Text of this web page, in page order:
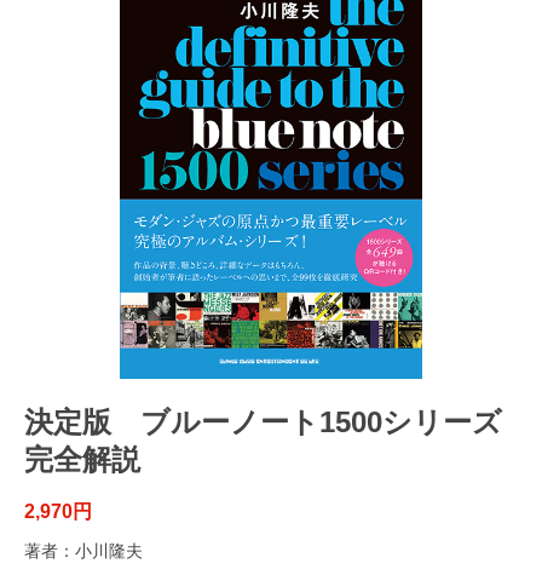
決定版 ブルーノート1500シリーズ
完全解説
2,970円
著者：小川隆夫